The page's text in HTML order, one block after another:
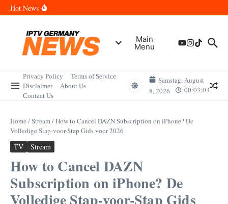
Skip to content
Hot News
Sportereignisse und Termine
Wann kommt die Samsung Galaxy Watch 9 heraus? Der
Vollständige Leitfaden für Smartwatch-Fans
Welche Mini LED Fernseher sind die Besten? Der Vollständige
Leitfaden für Premium-Bildqualität
Leitfaden zum Vermögen und der Karriere
Main
Menu
Privacy Policy
Terms of Service
Disclaimer
About Us
Contact Us
Samstag, August
8, 2026
00:03:03
Home /Stream/How to Cancel DAZN Subscription on iPhone? De
Volledige Stap-voor-Stap Gids voor 2026
TV Stream
How to Cancel DAZN
Subscription on iPhone? De
Volledige Stap-voor-Stap Gids